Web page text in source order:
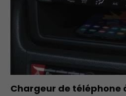
Chargeur de téléphone